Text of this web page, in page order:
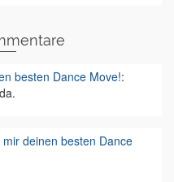
besten Dance Move!:
mir deinen besten Dance